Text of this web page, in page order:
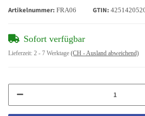
Artikelnummer: FRA06 GTIN:
Sofort verfügbar
Lieferzeit: 2 - 7 Werktage (CH - Ausland abweichend)